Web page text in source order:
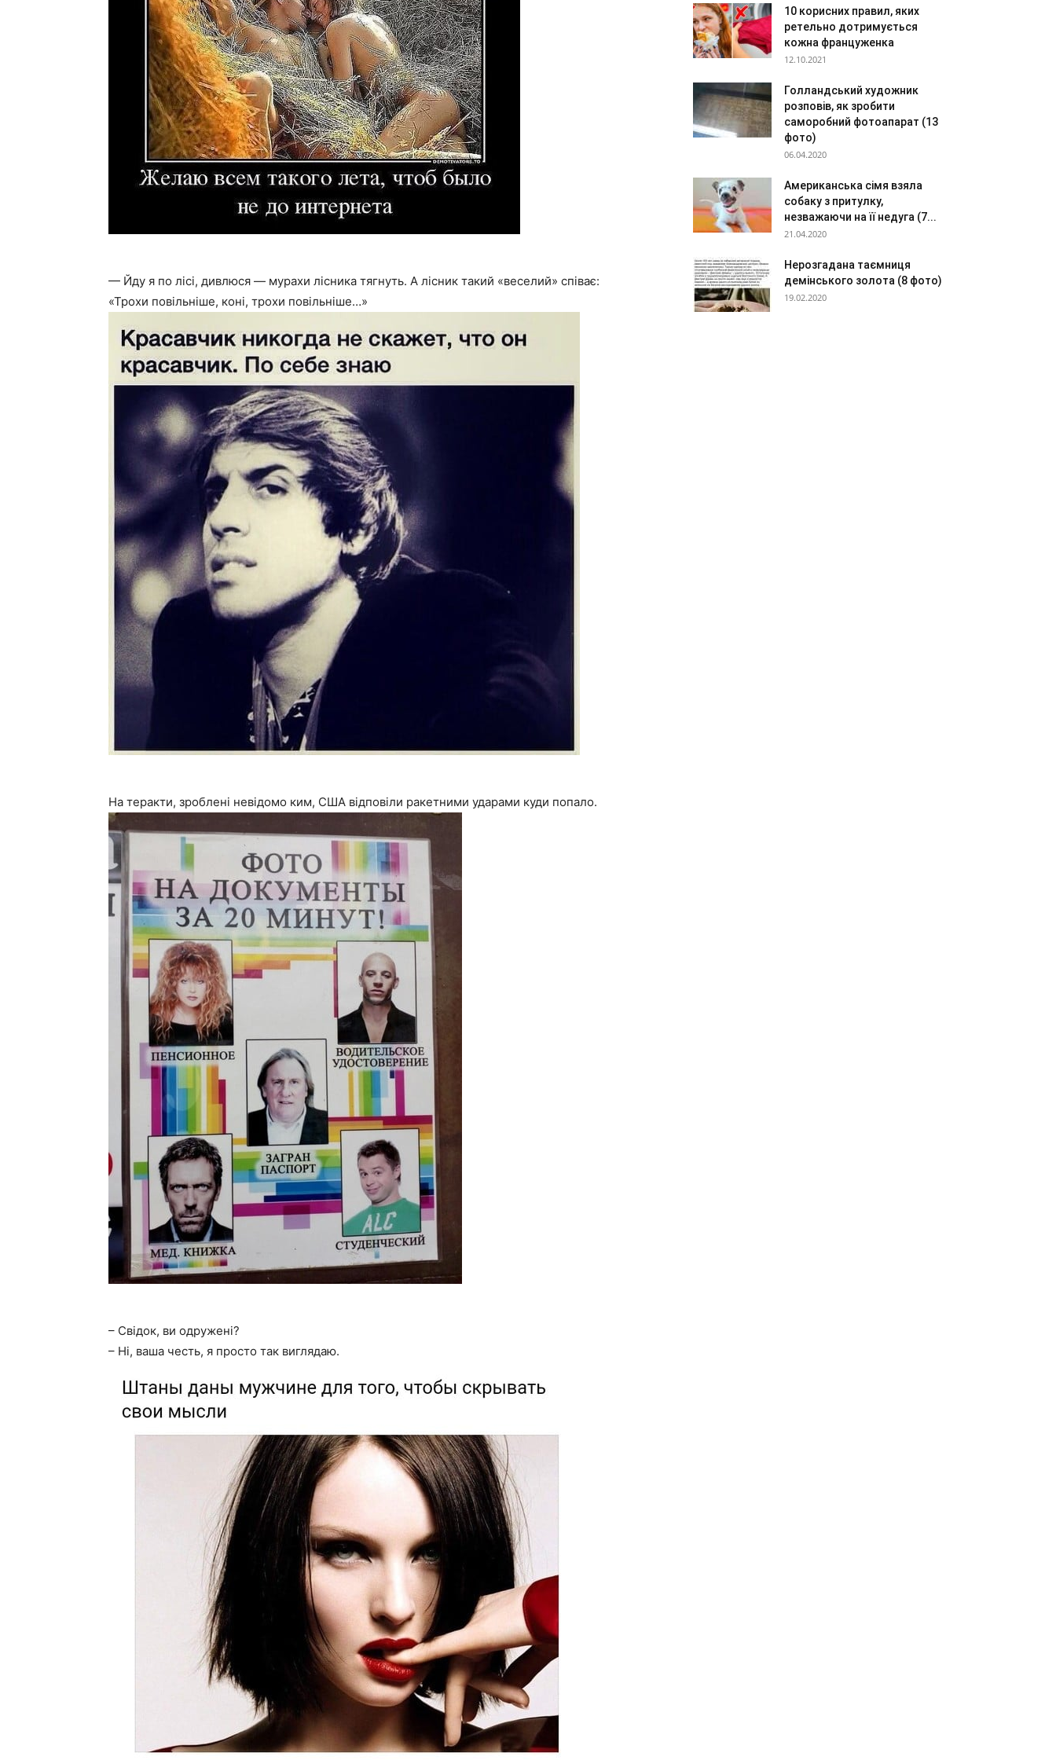
— Йду я по лісі, дивлюся — мурахи лісника тягнуть. А лісник такий «веселий» співає:
«Трохи повільніше, коні, трохи повільніше…»
На теракти, зроблені невідомо ким, США відповіли ракетними ударами куди попало.
– Свідок, ви одружені?
– Ні, ваша честь, я просто так виглядаю.
10 корисних правил, яких
ретельно дотримується
кожна француженка
12.10.2021
Голландський художник
розповів, як зробити
саморобний фотоапарат (13
фото)
06.04.2020
Американська сімя взяла
собаку з притулку,
незважаючи на її недуга (7...
21.04.2020
Нерозгадана таємниця
демінського золота (8 фото)
19.02.2020